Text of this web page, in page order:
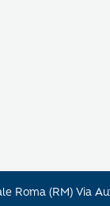
Roma (RM) Via